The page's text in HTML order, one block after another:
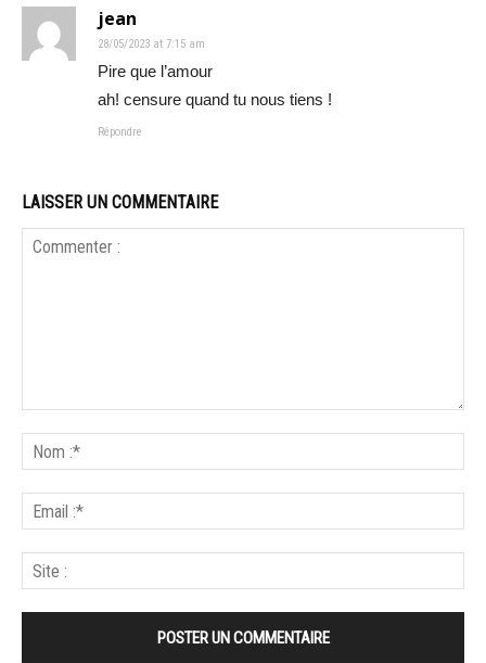
jean
28/05/2023 at 7:15 am
Pire que l’amour
ah! censure quand tu nous tiens !
Répondre
LAISSER UN COMMENTAIRE